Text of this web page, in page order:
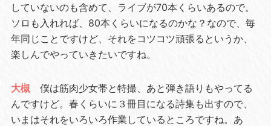
していないのも含めて、ライブが70本くらいあるので。
ソロも入れれば、80本くらいになるのかな？なので、毎
年同じことですけど、それをコツコツ頑張るというか、
楽しんでやっていきたいですね。
大槻
僕は筋肉少女帯と特撮、あと弾き語りもやってる
んですけど。春くらいに３冊目になる詩集も出すので、
いまはそれをいろいろ作業しているところですね。あ